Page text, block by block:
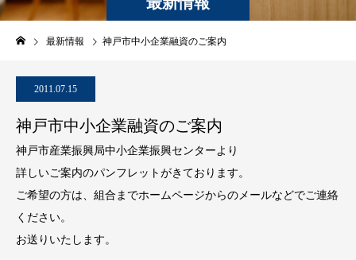
最新情報 神戸市中小企業融資のご案内
2011.07.15
神戸市中小企業融資のご案内
神戸市産業振興局中小企業振興センターより
詳しいご案内のパンフレットがきております。
ご希望の方は、組合までホームページからのメールなどでご連絡
ください。
お送りいたします。